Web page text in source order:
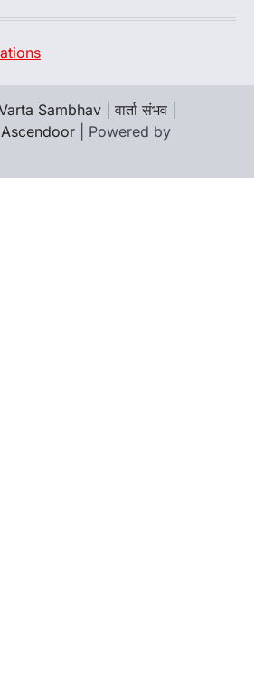
Sambhav | वार्ता संभव
Ascendoor | Powered by